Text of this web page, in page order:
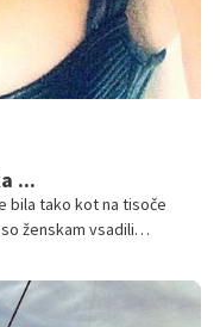
...
bila tako kot na tisoče
ženskam vsadili
konec njene kariere.